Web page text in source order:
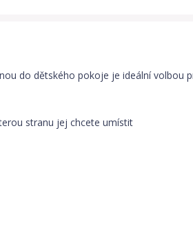
do dětského pokoje je ideální volbou
stranu jej chcete umístit